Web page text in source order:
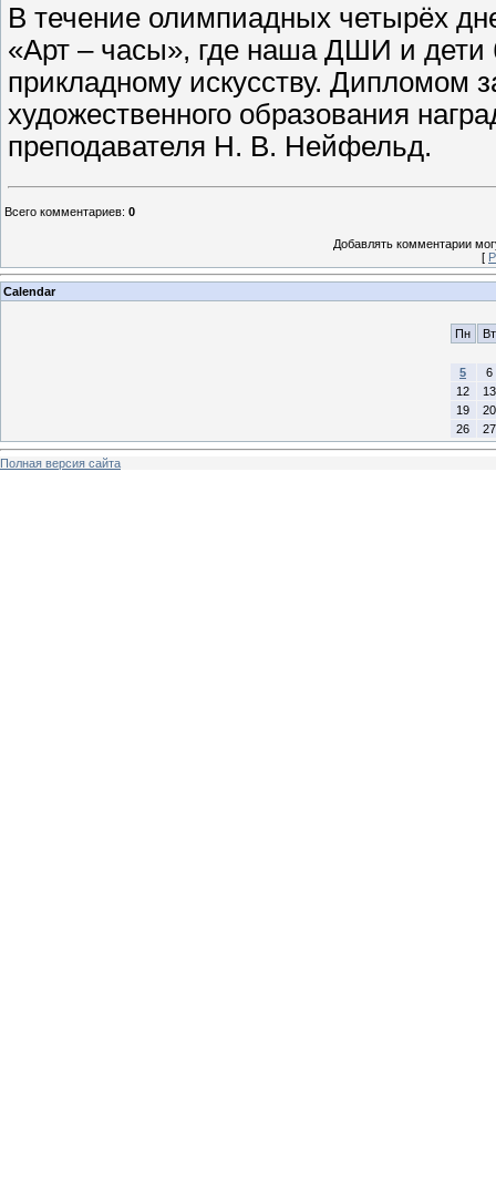
В течение олимпиадных четырёх
«Арт – часы», где наша ДШИ и
прикладному искусству. Дипломом
художественного образования
преподавателя Н. В. Нейфельд.
Всего комментариев: 0
Добавлять комментарии
[
Calendar
Пн Вт
5
6
12
13
19
20
26
27
Полная версия сайта